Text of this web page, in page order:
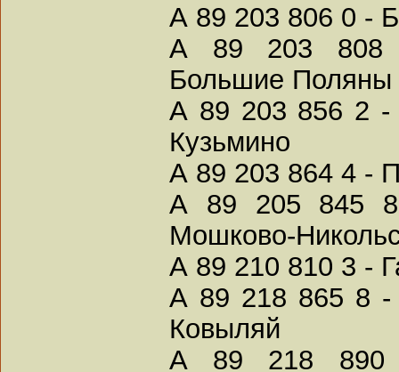
А 89 203 806 0 -
А 89 203 808
Большие Поляны
А 89 203 856 2 -
Кузьмино
А 89 203 864 4 -
А 89 205 845 8
Мошково-
А 89 210 810 3 -
А 89 218 865 8 -
Ковыляй
А 89 218 890